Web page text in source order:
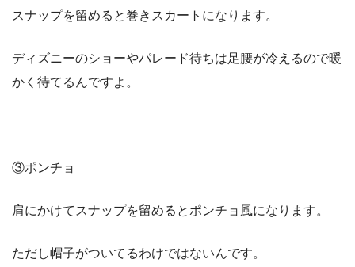
スナップを留めると巻きスカートになります。
ディズニーのショーやパレード待ちは足腰が冷えるので暖
かく待てるんですよ。
③ポンチョ
肩にかけてスナップを留めるとポンチョ風になります。
ただし帽子がついてるわけではないんです。